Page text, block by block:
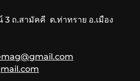
3 ถ.สามัคคี ต.ท่าทราย อ.เมือง